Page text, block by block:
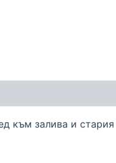
към залива и